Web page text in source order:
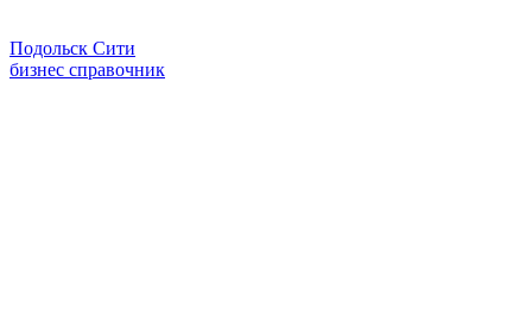
Подольск Сити
бизнес справочник